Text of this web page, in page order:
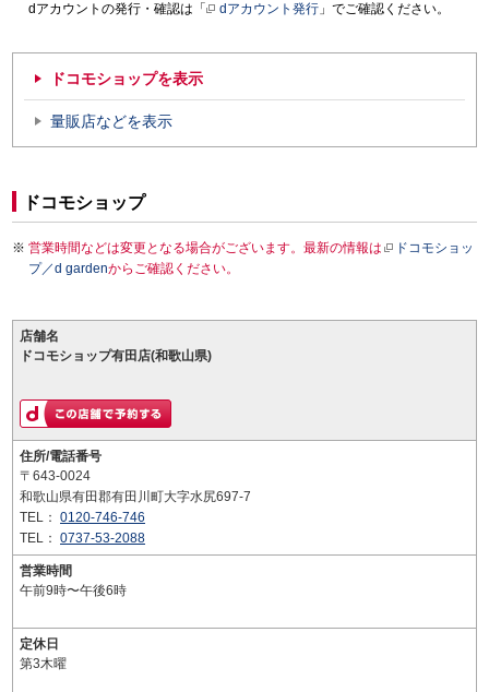
dアカウントの発行・確認は「
dアカウント発行 」でご確認ください。
ドコモショップを表示
量販店などを表示
ドコモショップ
営業時間などは変更となる場合がございます。最新の情報は
ドコモショッ
プ／d gardenからご確認ください。
店舗名
ドコモショップ有田店(和歌山県)
住所/電話番号
〒643-0024
和歌山県有田郡有田川町大字水尻697-7
TEL： 0120-746-746
TEL： 0737-53-2088
営業時間
午前9時〜午後6時
定休日
第3木曜